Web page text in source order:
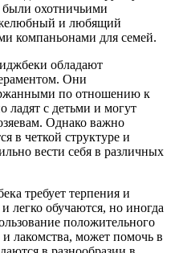
были охотничьими
и любящий
компаньонами для семей.
обладают
Они
по отношению к
ладят с детьми и могут
Однако важно
в четкой структуре и
вести себя в различных
требует терпения и
легко обучаются, но иногда
положительного
и лакомства, может помочь в